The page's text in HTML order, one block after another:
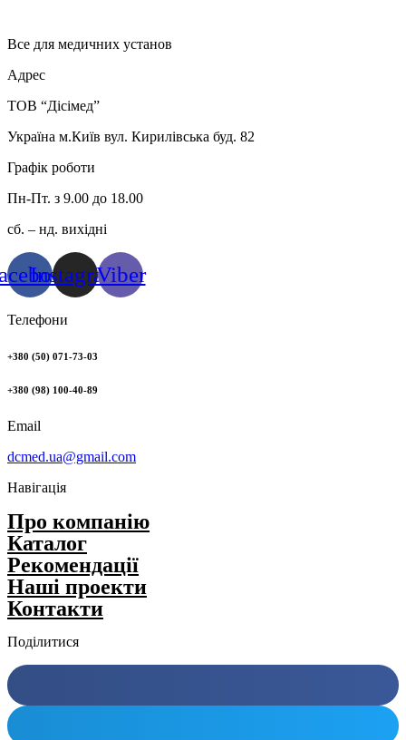
Все для медичних установ
Адрес
ТОВ “Дісімед”
Україна м.Київ вул. Кирилівська буд. 82
Графік роботи
Пн-Пт. з 9.00 до 18.00
сб. – нд. вихідні
InstagramViber
Телефони
+380 (50) 071-73-03
+380 (98) 100-40-89
Email
dcmed.ua@gmail.com
Навігація
Про компанію
Каталог
Рекомендації
Нашi проекти
Контакти
Поділитися